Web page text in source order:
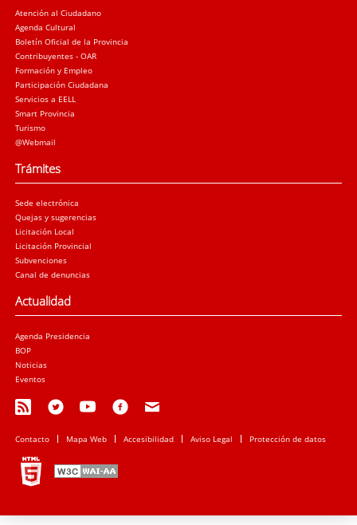
Atención al Ciudadano
Agenda Cultural
Boletín Oficial de la Provincia
Contribuyentes - OAR
Formación y Empleo
Participación Ciudadana
Servicios a EELL
Smart Provincia
Turismo
@Webmail
Trámites
Sede electrónica
Quejas y sugerencias
Licitación Local
Licitación Provincial
Subvenciones
Canal de denuncias
Actualidad
Agenda Presidencia
BOP
Noticias
Eventos
Contacto Mapa Web Accesibilidad Aviso Legal Protección de datos